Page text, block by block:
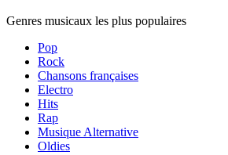
Genres musicaux les plus populaires
Pop
Rock
Chansons françaises
Electro
Hits
Rap
Musique Alternative
Oldies